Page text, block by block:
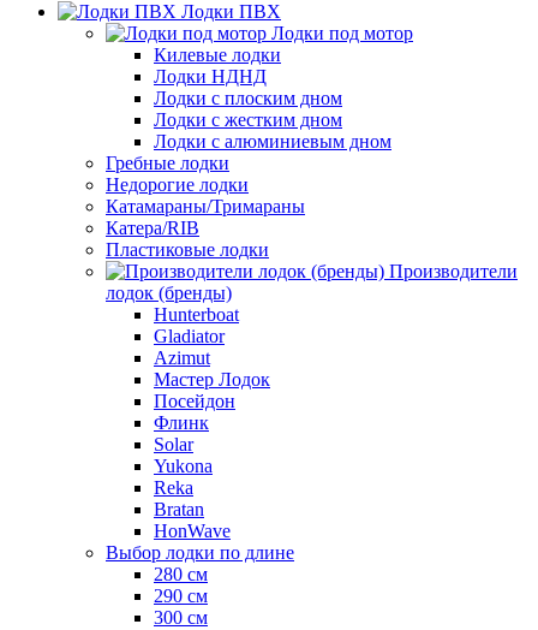
Лодки ПВХ
Лодки под мотор
Килевые лодки
Лодки НДНД
Лодки с плоским дном
Лодки с жестким дном
Лодки с алюминиевым дном
Гребные лодки
Недорогие лодки
Катамараны/Тримараны
Катера/RIB
Пластиковые лодки
Производители
лодок (бренды)
Hunterboat
Gladiator
Azimut
Мастер Лодок
Посейдон
Флинк
Solar
Yukona
Reka
Bratan
HonWave
Выбор лодки по длине
280 см
290 см
300 см